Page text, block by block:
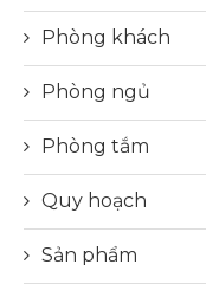
Phòng khách
Phòng ngủ
Phòng tắm
Quy hoạch
Sản phẩm